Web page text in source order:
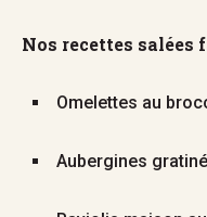
Nos recettes salées
Omelettes au
Aubergines